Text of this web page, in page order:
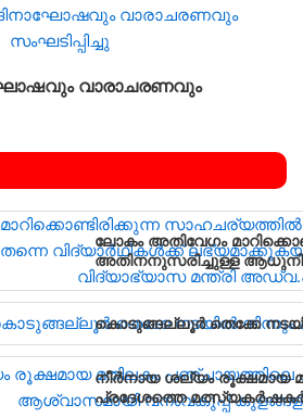
വാരാചരണവും
ലോകം അതിവേഗം
അതിനനുസരിച്ചുള്ള
വിദ്യാർഥികൾക്ക്
വിദ്യാഭ്യാസ മന്ത്രി
കൊടുങ്ങല്ലൂർ തെക്കേ
നീർനായ ശല്യം രൂക്ഷമായ
പ്രദേശത്തെ